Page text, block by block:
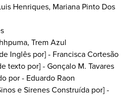
Henriques, Mariana Pinto Dos
Trem Azul
Inglês por] - Francisca Cortesão
texto por] - Gonçalo M. Tavares
por - Eduardo Raon
e Sirenes Construída por] -